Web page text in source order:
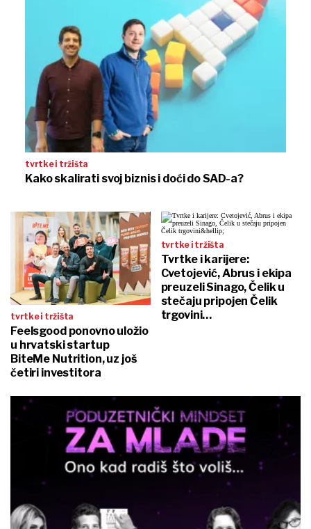
tvrtke i tržišta
Kako skalirati svoj biznis i doći do SAD-a?
tvrtke i tržišta
Feelsgood ponovno uložio
u hrvatski startup
BiteMe Nutrition, uz još
četiri investitora
tvrtke i tržišta
Tvrtke i karijere:
Cvetojević, Abrus i ekipa
preuzeli Sinago, Čelik u
stečaju pripojen Čelik
trgovini…